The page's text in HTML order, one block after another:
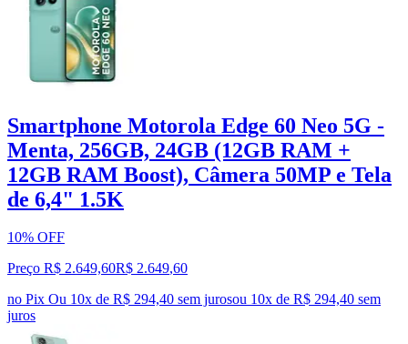
Smartphone Motorola Edge 60 Neo 5G -
Menta, 256GB, 24GB (12GB RAM +
12GB RAM Boost), Câmera 50MP e Tela
de 6,4" 1.5K
10% OFF
Preço R$ 2.649,60R$ 2.649,60
no Pix Ou 10x de R$ 294,40 sem jurosou 10x de R$ 294,40 sem
juros